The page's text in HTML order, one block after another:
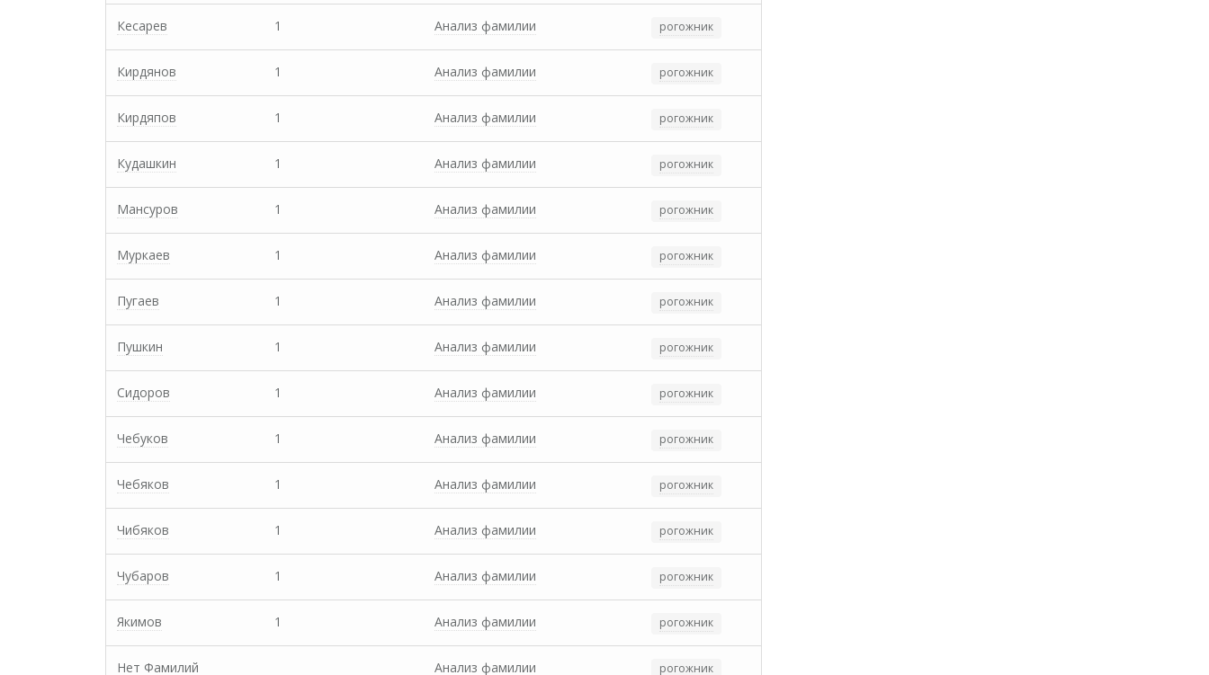
Кесарев 1 Анализ фамилии рогожник
Кирдянов 1 Анализ фамилии рогожник
Кирдяпов 1 Анализ фамилии рогожник
Кудашкин 1 Анализ фамилии рогожник
Мансуров 1 Анализ фамилии рогожник
Муркаев 1 Анализ фамилии рогожник
Пугаев 1 Анализ фамилии рогожник
Пушкин 1 Анализ фамилии рогожник
Сидоров 1 Анализ фамилии рогожник
Чебуков 1 Анализ фамилии рогожник
Чебяков 1 Анализ фамилии рогожник
Чибяков 1 Анализ фамилии рогожник
Чубаров 1 Анализ фамилии рогожник
Якимов 1 Анализ фамилии рогожник
Нет Фамилий Анализ фамилии рогожник